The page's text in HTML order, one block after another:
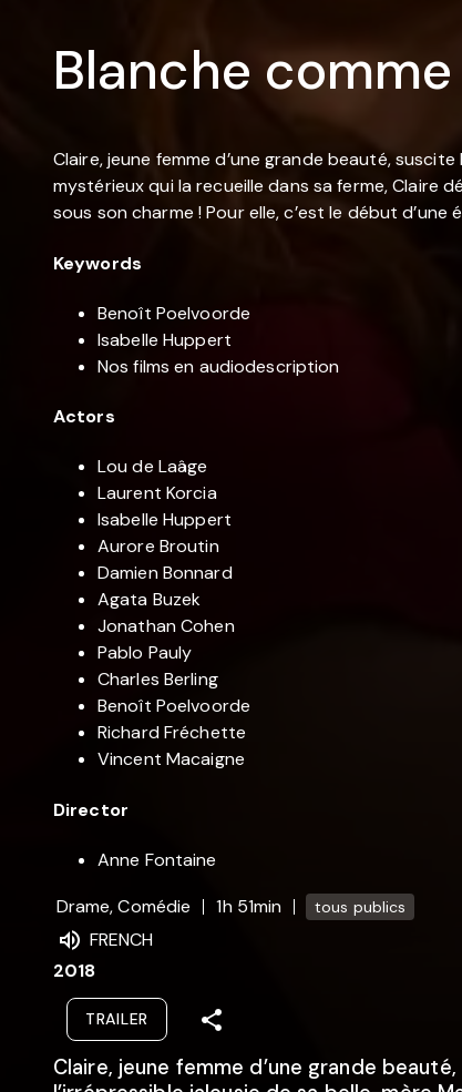
Blanche
Claire, jeune femme d’une grande beauté,
mystérieux qui la recueille dans sa ferme, Claire
sous son charme ! Pour elle, c’est le début
Keywords
Benoît Poelvoorde
Isabelle Huppert
Nos films en audiodescription
Actors
Lou de Laâge
Laurent Korcia
Isabelle Huppert
Aurore Broutin
Damien Bonnard
Agata Buzek
Jonathan Cohen
Pablo Pauly
Charles Berling
Benoît Poelvoorde
Richard Fréchette
Vincent Macaigne
Director
Anne Fontaine
Drame, Comédie
1h 51min tous publics
FRENCH
2018
TRAILER
Claire, jeune femme d’une grande